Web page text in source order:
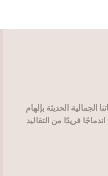
الحديثة بإلهام
فريدًا من التقاليد